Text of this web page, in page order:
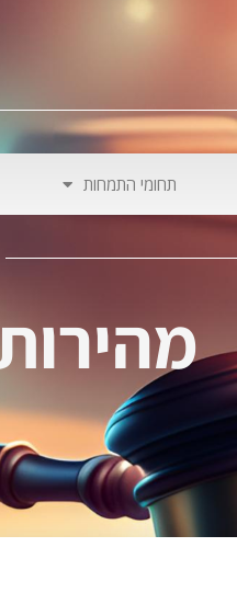
תחומי התמחות